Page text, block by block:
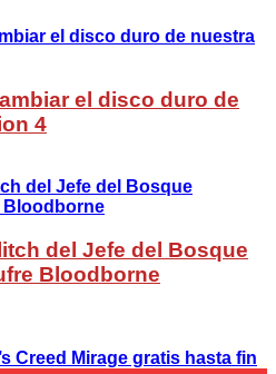
el disco duro de
4
del Jefe del Bosque
Bloodborne